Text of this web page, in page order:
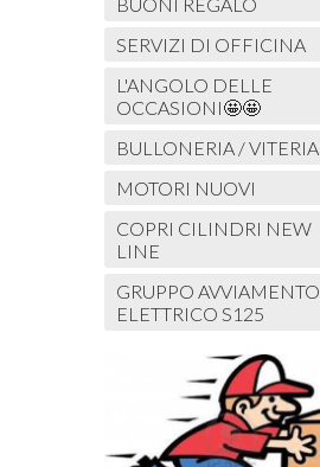
SERVIZI DI OFFICINA
L'ANGOLO DELLE
OCCASIONI🤩🤩
BULLONERIA / VITERIA
MOTORI NUOVI
COPRI CILINDRI NEW
LINE
GRUPPO AVVIAMENTO
ELETTRICO S125